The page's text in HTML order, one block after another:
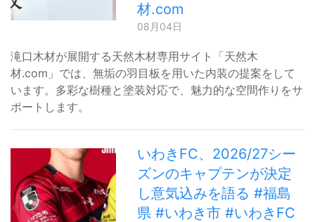
材.com
08月04日
滝口木材が展開する天然木材専用サイト「天然木
材.com」では、無垢の羽目板を用いた内装の提案をして
います。多彩な樹種と塗装対応で、魅力的な空間作りをサ
ポートします。
いわきFC、2026/27シー
ズンのキャプテンが決定
し意気込みを語る #福島
県 #いわき市 #いわきFC